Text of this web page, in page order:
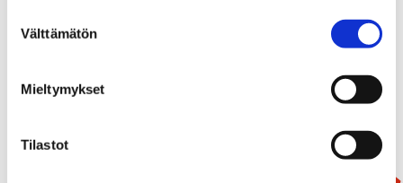
valinta
Välttämätön
Mieltymykset
Tilastot
Lisää Ostoslistaan